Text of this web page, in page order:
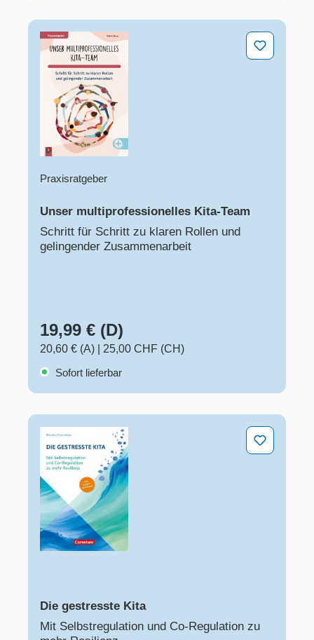
Unser multiprofessionelles Kita-Team
Praxisratgeber
Unser multiprofessionelles Kita-Team
Schritt für Schritt zu klaren Rollen und
gelingender Zusammenarbeit
19,99 € (D)
20,60 € (A)
25,00 CHF (CH)
Sofort lieferbar
Die gestresste Kita
Die gestresste Kita
Mit Selbstregulation und Co-Regulation zu